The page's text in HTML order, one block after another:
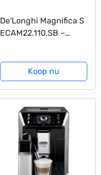
De'Longhi Magnifica S
ECAM22.110.SB –
Zilver/zwart
Koop nu